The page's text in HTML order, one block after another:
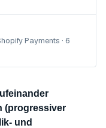
Payments · 6
(progressiver
und